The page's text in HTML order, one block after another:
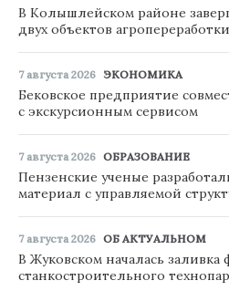
В Колышлейском районе
двух объектов агропереработки
7 августа 2026 ЭКОНОМИКА
Бековское предприятие
с экскурсионным сервисом
7 августа 2026 ОБРАЗОВАНИЕ
Пензенские ученые
материал с управляемой
7 августа 2026 ОБ АКТУАЛЬНОМ
В Жуковском началась
станкостроительного